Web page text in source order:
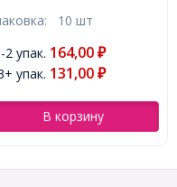
отверстия,
Упаковка:
436,00₽
314,00 ₽/ 1 шт
В корзину